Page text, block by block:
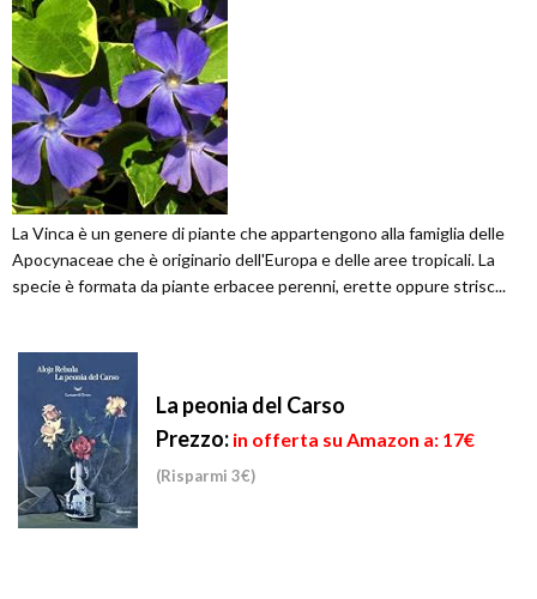
La Vinca è un genere di piante che appartengono alla famiglia delle
Apocynaceae che è originario dell'Europa e delle aree tropicali. La
specie è formata da piante erbacee perenni, erette oppure strisc...
La peonia del Carso
Prezzo: in offerta su Amazon a: 17€
(Risparmi 3€)